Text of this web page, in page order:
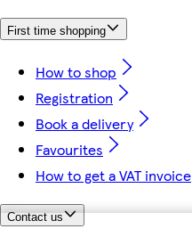
First time shopping
How to shop
Registration
Book a delivery
Favourites
How to get a VAT invoice
Contact us